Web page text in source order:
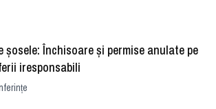
șosele: Închisoare și permise anulate pe
iresponsabili